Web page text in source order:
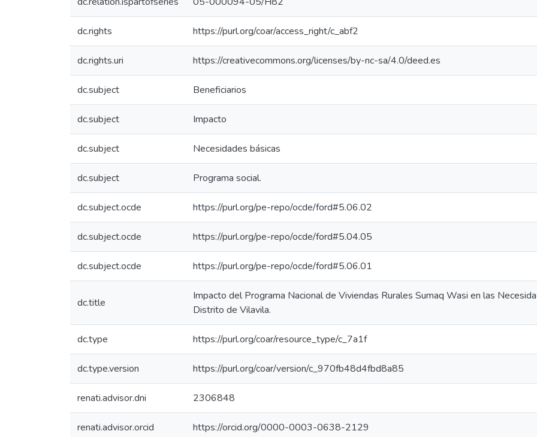
dc.rights https://purl.org/coar/access_right/c_abf2
dc.rights.uri https://creativecommons.org/licenses/by-nc-sa/4.0/deed.es
dc.subject Beneficiarios
dc.subject Impacto
dc.subject Necesidades básicas
dc.subject Programa social.
dc.subject.ocde https://purl.org/pe-repo/ocde/ford#5.06.02
dc.subject.ocde https://purl.org/pe-repo/ocde/ford#5.04.05
dc.subject.ocde https://purl.org/pe-repo/ocde/ford#5.06.01
dc.title
Impacto del Programa Nacional de Viviendas Rurales Sumaq Wasi en las
Distrito de Vilavila.
dc.type https://purl.org/coar/resource_type/c_7a1f
dc.type.version https://purl.org/coar/version/c_970fb48d4fbd8a85
renati.advisor.dni 2306848
renati.advisor.orcid https://orcid.org/0000-0003-0638-2129